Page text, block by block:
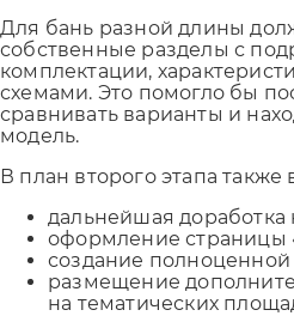
Для бань разной длины
собственные разделы с
комплектации,
схемами. Это помогло бы
сравнивать варианты и
модель.
В план второго этапа также
дальнейшая доработка
оформление страницы
создание
размещение
на тематических